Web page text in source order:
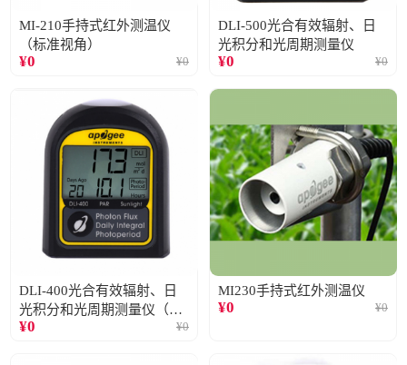
MI-210手持式红外测温仪
（标准视角）
¥0 ¥0
DLI-500光合有效辐射、日
光积分和光周期测量仪
¥0 ¥0
DLI-400光合有效辐射、日
光积分和光周期测量仪（仅
阳光）
¥0 ¥0
MI230手持式红外测温仪
¥0 ¥0